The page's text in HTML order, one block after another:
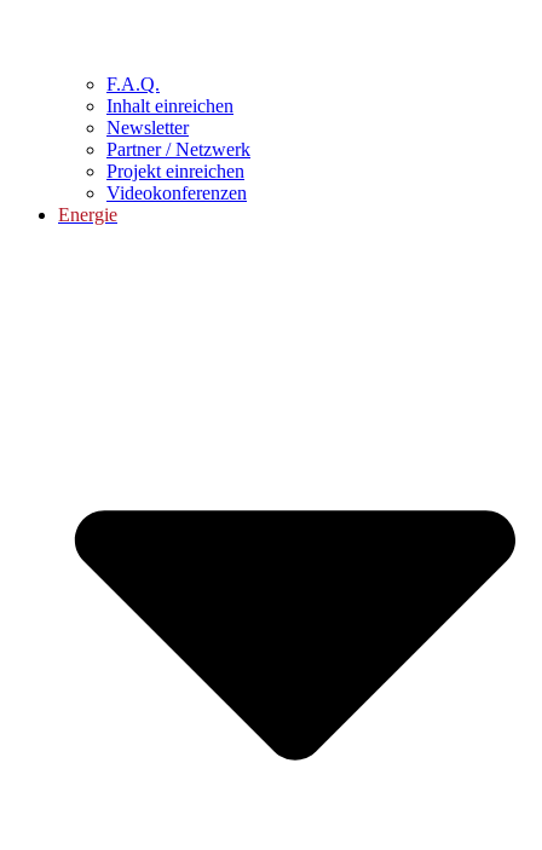
F.A.Q.
Inhalt einreichen
Newsletter
Partner / Netzwerk
Projekt einreichen
Videokonferenzen
Energie